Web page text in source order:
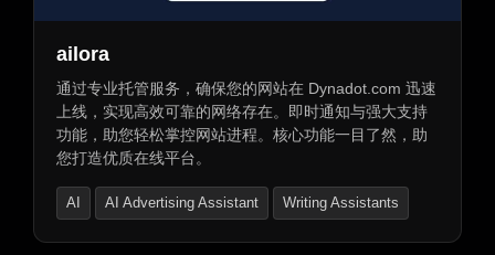
ailora
通过专业托管服务，确保您的网站在 Dynadot.com 迅速
上线，实现高效可靠的网络存在。即时通知与强大支持
功能，助您轻松掌控网站进程。核心功能一目了然，助
您打造优质在线平台。
AI AI Advertising Assistant Writing Assistants